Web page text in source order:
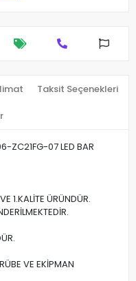
Taksit Seçenekleri
ZC21FG-07 LED BAR
1.KALİTE ÜRÜNDÜR.
VE EKİPMAN